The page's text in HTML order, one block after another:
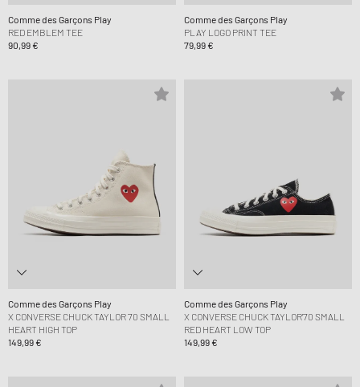
Comme des Garçons Play
RED EMBLEM TEE
90,99 €
Comme des Garçons Play
PLAY LOGO PRINT TEE
79,99 €
Comme des Garçons Play
X CONVERSE CHUCK TAYLOR 70 SMALL
HEART HIGH TOP
149,99 €
Comme des Garçons Play
X CONVERSE CHUCK TAYLOR'70 SMALL
RED HEART LOW TOP
149,99 €